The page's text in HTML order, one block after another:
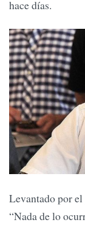
hace días.
Levantado por
“Nada de lo